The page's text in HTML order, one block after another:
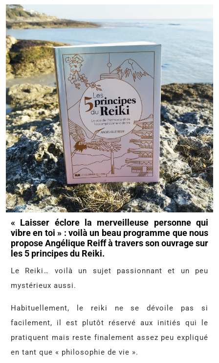
« Laisser éclore la merveilleuse personne qui
vibre en toi » : voilà un beau programme que nous
propose Angélique Reiff à travers son ouvrage sur
les 5 principes du Reiki.
Le Reiki… voilà un sujet passionnant et un peu
mystérieux aussi.
Habituellement, le reiki ne se dévoile pas si
facilement, il est plutôt réservé aux initiés qui le
pratiquent mais reste finalement assez peu expliqué
en tant que « philosophie de vie ».